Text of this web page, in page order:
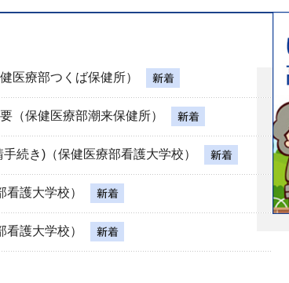
医療部つくば保健所）
（保健医療部潮来保健所）
続き)（保健医療部看護大学校）
護大学校）
護大学校）